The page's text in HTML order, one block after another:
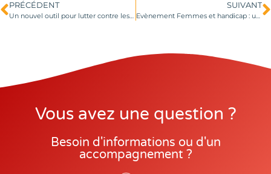
PRÉCÉDENT
Un nouvel outil pour lutter contre les LGBTphobies : découvrez le jeu REPLIK !
SUIVANT
Evènement Femmes et handicap : un combat pour l’égalité
Vous avez une question ?
Besoin d'informations ou d'un
accompagnement ?